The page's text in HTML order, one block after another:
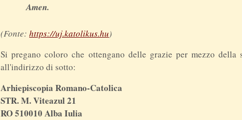
Amen.
(Fonte: https://uj.katolikus.hu)
Si pregano coloro che ottengano delle grazie per mezzo della
all'indirizzo di sotto:
Arhiepiscopia Romano-Catolica
STR. M. Viteazul 21
RO 510010 Alba Iulia